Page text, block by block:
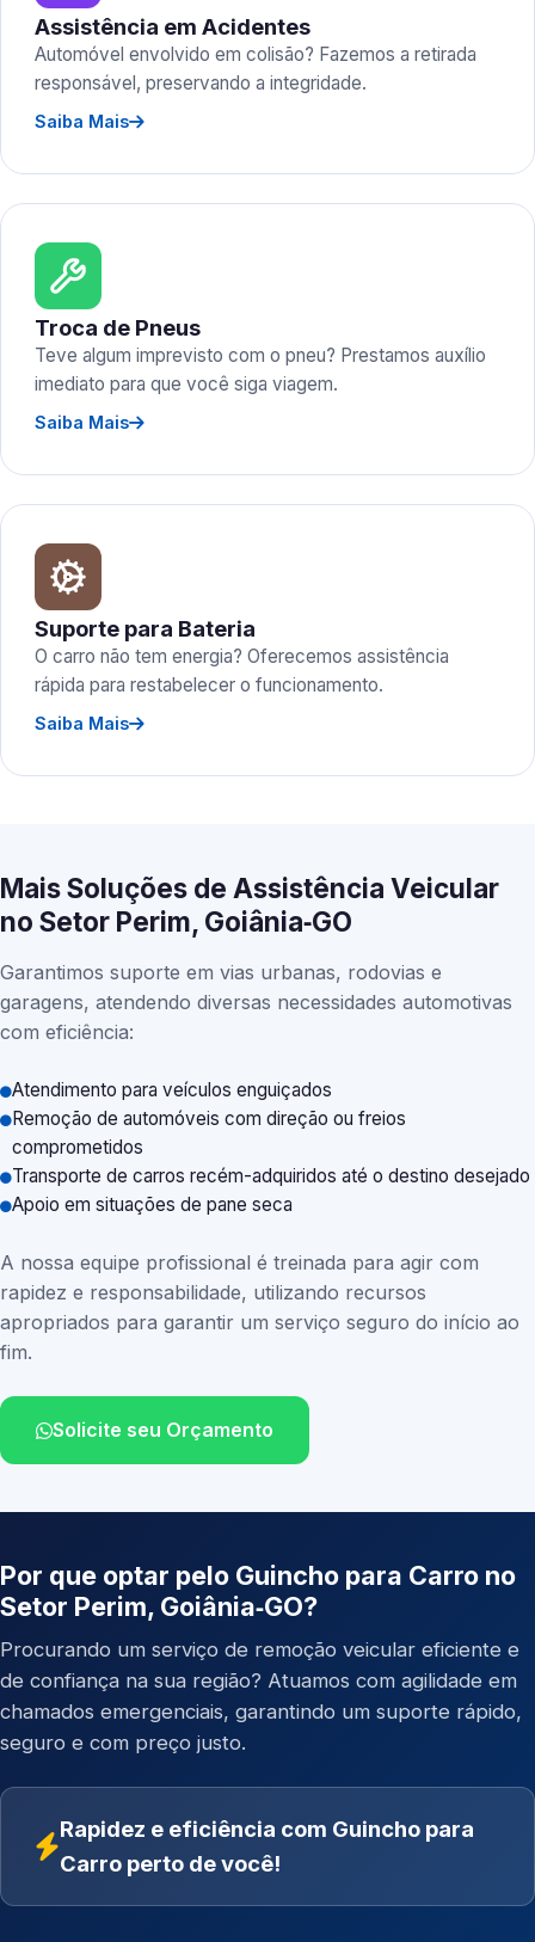
Assistência em Acidentes
Automóvel envolvido em colisão? Fazemos a retirada
responsável, preservando a integridade.
Saiba Mais
Troca de Pneus
Teve algum imprevisto com o pneu? Prestamos auxílio
imediato para que você siga viagem.
Saiba Mais
Suporte para Bateria
O carro não tem energia? Oferecemos assistência
rápida para restabelecer o funcionamento.
Saiba Mais
Mais Soluções de Assistência Veicular
no Setor Perim, Goiânia‑GO
Garantimos suporte em vias urbanas, rodovias e
garagens, atendendo diversas necessidades automotivas
com eficiência:
Atendimento para veículos enguiçados
Remoção de automóveis com direção ou freios
comprometidos
Transporte de carros recém-adquiridos até o destino desejado
Apoio em situações de pane seca
A nossa equipe profissional é treinada para agir com
rapidez e responsabilidade, utilizando recursos
apropriados para garantir um serviço seguro do início ao
fim.
Solicite seu Orçamento
Por que optar pelo Guincho para Carro no
Setor Perim, Goiânia‑GO?
Procurando um serviço de remoção veicular eficiente e
de confiança na sua região? Atuamos com agilidade em
chamados emergenciais, garantindo um suporte rápido,
seguro e com preço justo.
Rapidez e eficiência com Guincho para
Carro perto de você!